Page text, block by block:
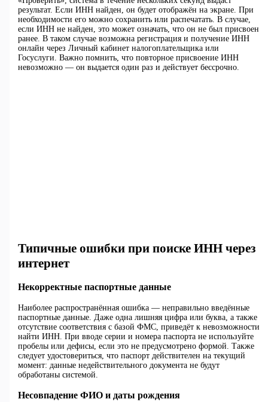
результат. Если ИНН найден, он будет отображён на экране. При
необходимости его можно сохранить или распечатать. В случае,
если ИНН не найден, это может означать, что он не был присвоен
ранее. В таком случае возможна регистрация и получение ИНН
онлайн через Личный кабинет налогоплательщика или
Госуслуги. Важно помнить, что повторное присвоение ИНН
невозможно — он выдается один раз и действует бессрочно.
Типичные ошибки при поиске ИНН через
интернет
Некорректные паспортные данные
Наиболее распространённая ошибка — неправильно введённые
паспортные данные. Даже одна лишняя цифра или буква, а также
отсутствие соответствия с базой ФМС, приведёт к невозможности
найти ИНН. При вводе серии и номера паспорта не используйте
пробелы или дефисы, если это не предусмотрено формой. Также
следует удостовериться, что паспорт действителен на текущий
момент: данные недействительного документа не будут
обработаны системой.
Несовпадение ФИО и даты рождения